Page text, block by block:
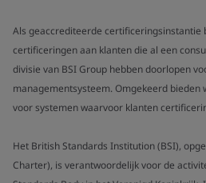
Als geaccrediteerde certificeringsinstantie
certificeringen aan klanten die al een
divisie van BSI Group hebben doorlopen
managementsysteem. Omgekeerd bieden
voor systemen waarvoor klanten
Het British Standards Institution (BSI),
Charter), is verantwoordelijk voor de